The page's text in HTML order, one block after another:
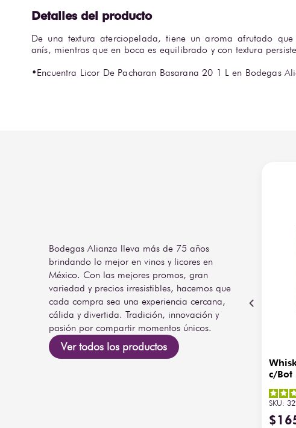
De una textura aterciopelada, tiene un aroma afrutado
anís, mientras que en boca es equilibrado y con textura
•Encuentra Licor De Pacharan Basarana 20 1 L en Bodegas
Bodegas Alianza lleva más de 75 años
brindando lo mejor en vinos y licores en
México. Con las mejores promos, gran
variedad y precios irresistibles, hacemos que
cada compra sea una experiencia cercana,
cálida y divertida. Tradición, innovación y
pasión por compartir momentos únicos.
Ver todos los productos
c/Bot
SKU:
$